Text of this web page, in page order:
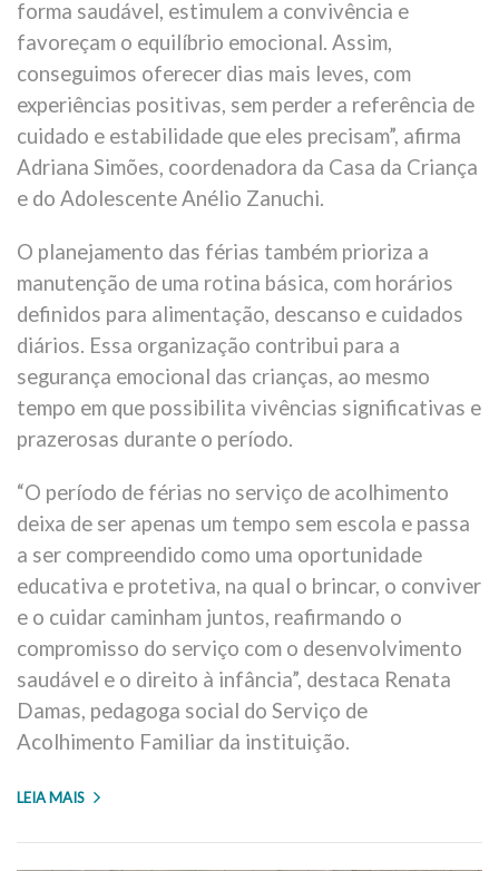
forma saudável, estimulem a convivência e
favoreçam o equilíbrio emocional. Assim,
conseguimos oferecer dias mais leves, com
experiências positivas, sem perder a referência de
cuidado e estabilidade que eles precisam”, afirma
Adriana Simões, coordenadora da Casa da Criança
e do Adolescente Anélio Zanuchi.
O planejamento das férias também prioriza a
manutenção de uma rotina básica, com horários
definidos para alimentação, descanso e cuidados
diários. Essa organização contribui para a
segurança emocional das crianças, ao mesmo
tempo em que possibilita vivências significativas e
prazerosas durante o período.
“O período de férias no serviço de acolhimento
deixa de ser apenas um tempo sem escola e passa
a ser compreendido como uma oportunidade
educativa e protetiva, na qual o brincar, o conviver
e o cuidar caminham juntos, reafirmando o
compromisso do serviço com o desenvolvimento
saudável e o direito à infância”, destaca Renata
Damas, pedagoga social do Serviço de
Acolhimento Familiar da instituição.
LEIA MAIS